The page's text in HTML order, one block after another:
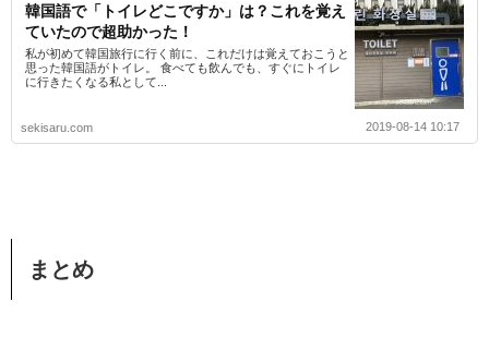
韓国語で「トイレどこですか」は？これを覚え
ていたので超助かった！
私が初めて韓国旅行に行く前に、これだけは覚えておこうと
思った韓国語がトイレ。 食べても飲んでも、すぐにトイレ
に行きたくなる私として...
sekisaru.com 2019-08-14 10:17
まとめ